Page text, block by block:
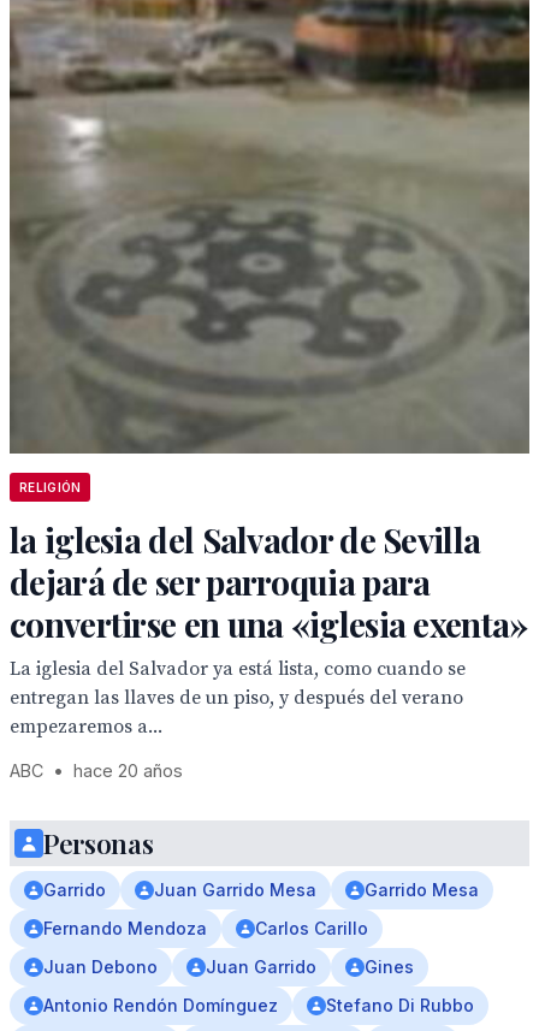
RELIGIÓN
la iglesia del Salvador de Sevilla
dejará de ser parroquia para
convertirse en una «iglesia exenta»
La iglesia del Salvador ya está lista, como cuando se
entregan las llaves de un piso, y después del verano
empezaremos a...
ABC • hace 20 años
Personas
Garrido Juan Garrido Mesa
Garrido Mesa
Fernando Mendoza
Carlos Carillo
Juan Debono
Juan Garrido
Gines
Antonio Rendón Domínguez
Stefano Di Rubbo